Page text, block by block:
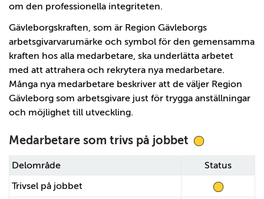
om den professionella integriteten.
Gävleborgskraften, som är Region Gävleborgs
arbetsgivarvarumärke och symbol för den gemensamma
kraften hos alla medarbetare, ska underlätta arbetet
med att attrahera och rekrytera nya medarbetare.
Många nya medarbetare beskriver att de väljer Region
Gävleborg som arbetsgivare just för trygga anställningar
och möjlighet till utveckling.
Medarbetare som trivs på jobbet
Delområde
Status
Trivsel på jobbet